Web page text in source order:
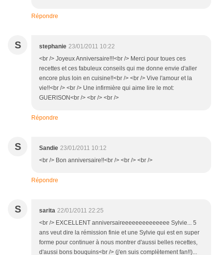
Répondre
S stephanie 23/01/2011 10:22
<br /> Joyeux Anniversaire!!!<br /> Merci pour toues ces
recettes et ces fabuleux conseils qui me donne envie d'aller
encore plus loin en cuisine!!<br /> <br /> Vive l'amour et la
vie!!<br /> <br /> Une infirmière qui aime lire le mot:
GUERISON<br /> <br /> <br />
Répondre
S Sandie 23/01/2011 10:12
<br /> Bon anniversaire!!<br /> <br /> <br />
Répondre
S sarita 22/01/2011 22:25
<br /> EXCELLENT anniversaireeeeeeeeeeeeee Sylvie... 5
ans veut dire la rémission finie et une Sylvie qui est en super
forme pour continuer à nous montrer d'aussi belles recettes,
d'aussi bons bouquins<br /> (j'en suis complètement fan!!)...